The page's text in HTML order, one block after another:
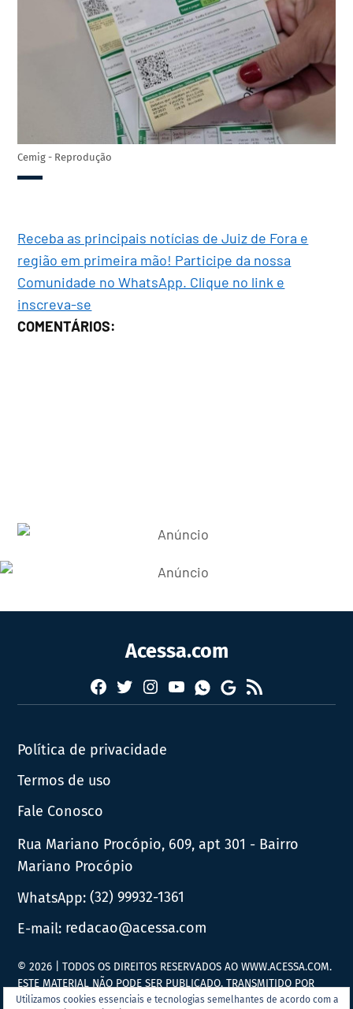
Cemig - Reprodução
Receba as principais notícias de Juiz de Fora e
região em primeira mão! Participe da nossa
Comunidade no WhatsApp. Clique no link e
inscreva-se
COMENTÁRIOS:
Acessa.com
Facebook
TwitterInstagram
YouTubeWhatsapp
Google
News
RSS
Política de privacidade
Termos de uso
Fale Conosco
Rua Mariano Procópio, 609, apt 301 - Bairro
Mariano Procópio
WhatsApp:(32) 99932-1361
E-mail: redacao@acessa.com
Utilizamos cookies essenciais e tecnologias semelhantes de acordo com a
© 2026 | TODOS OS DIREITOS RESERVADOS AO WWW.ACESSA.COM.
ESTE MATERIAL NÃO PODE SER PUBLICADO, TRANSMITIDO POR
BROADCAST, REESCRITO OU REDISTRIBUÍDO SEM PRÉVIA